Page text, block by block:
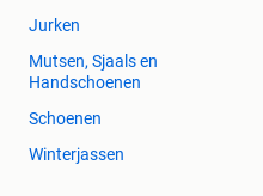
Jurken
Mutsen, Sjaals en
Handschoenen
Schoenen
Winterjassen